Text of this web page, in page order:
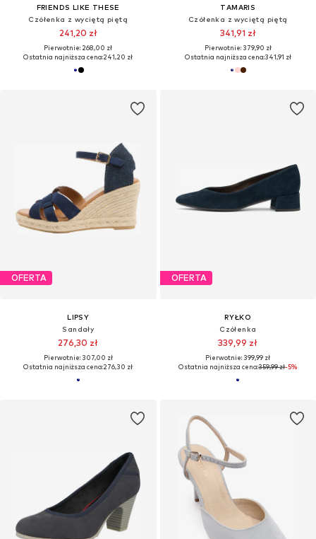
FRIENDS LIKE THESE
Czółenka z wyciętą piętą
241,20 zł
Pierwotnie: 268,00 zł
Ostatnia najniższa cena:241,20 zł
TAMARIS
Czółenka z wyciętą piętą
341,91 zł
Pierwotnie: 379,90 zł
Ostatnia najniższa cena:341,91 zł
OFERTA
LIPSY
Sandały
276,30 zł
Pierwotnie: 307,00 zł
Ostatnia najniższa cena:276,30 zł
OFERTA
RYŁKO
Czółenka
339,99 zł
Pierwotnie: 399,99 zł
Ostatnia najniższa cena:359,99 zł-5%